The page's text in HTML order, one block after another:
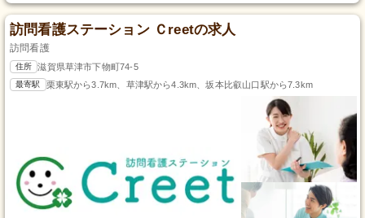
訪問看護ステーション Ｃreetの求人
訪問看護
住所 滋賀県草津市下物町74-5
最寄駅 栗東駅から3.7km、草津駅から4.3km、坂本比叡山口駅から7.3km